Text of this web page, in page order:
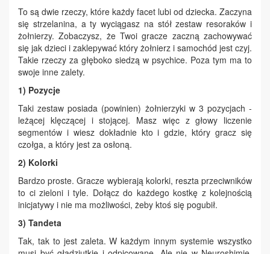
To są dwie rzeczy, które każdy facet lubi od dziecka. Zaczyna
się strzelanina, a ty wyciągasz na stół zestaw resoraków i
żołnierzy. Zobaczysz, że Twoi gracze zaczną zachowywać
się jak dzieci i zaklepywać który żołnierz i samochód jest czyj.
Takie rzeczy za głęboko siedzą w psychice. Poza tym ma to
swoje inne zalety.
1) Pozycje
Taki zestaw posiada (powinien) żołnierzyki w 3 pozycjach -
leżącej klęczącej i stojącej. Masz więc z głowy liczenie
segmentów i wiesz dokładnie kto i gdzie, który gracz się
czołga, a który jest za osłoną.
2) Kolorki
Bardzo proste. Gracze wybierają kolorki, reszta przeciwników
to ci zieloni i tyle. Dołącz do każdego kostkę z kolejnością
inicjatywy i nie ma możliwości, żeby ktoś się pogubił.
3) Tandeta
Tak, tak to jest zaleta. W każdym innym systemie wszystko